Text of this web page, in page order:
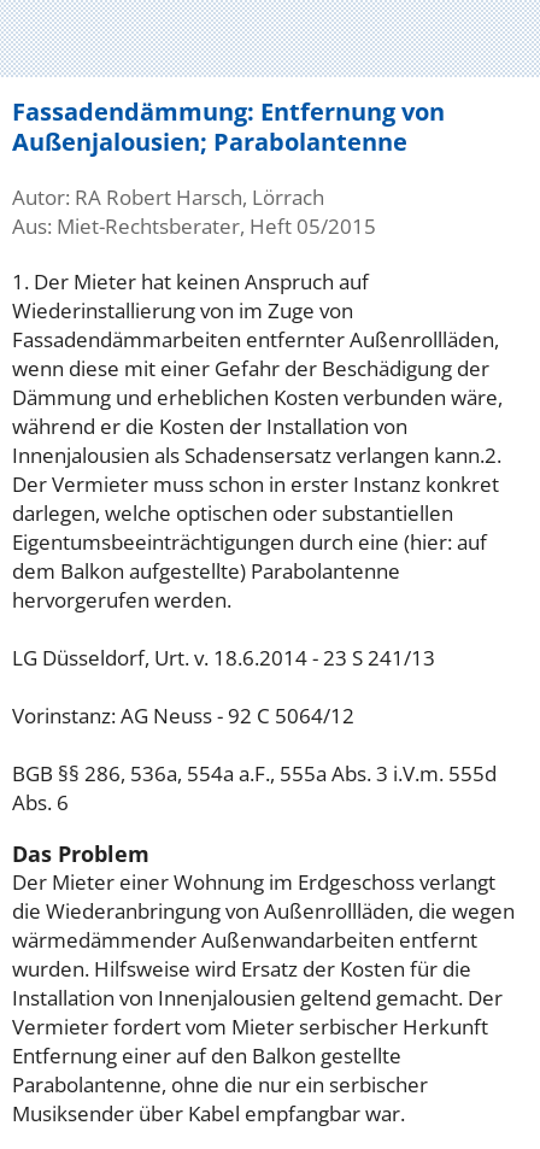
Fassadendämmung: Entfernung von
Außenjalousien; Parabolantenne
Autor: RA Robert Harsch, Lörrach
Aus: Miet-Rechtsberater, Heft 05/2015
1. Der Mieter hat keinen Anspruch auf
Wiederinstallierung von im Zuge von
Fassadendämmarbeiten entfernter Außenrollläden,
wenn diese mit einer Gefahr der Beschädigung der
Dämmung und erheblichen Kosten verbunden wäre,
während er die Kosten der Installation von
Innenjalousien als Schadensersatz verlangen kann.2.
Der Vermieter muss schon in erster Instanz konkret
darlegen, welche optischen oder substantiellen
Eigentumsbeeinträchtigungen durch eine (hier: auf
dem Balkon aufgestellte) Parabolantenne
hervorgerufen werden.
LG Düsseldorf, Urt. v. 18.6.2014 - 23 S 241/13
Vorinstanz: AG Neuss - 92 C 5064/12
BGB §§ 286, 536a, 554a a.F., 555a Abs. 3 i.V.m. 555d
Abs. 6
Das Problem
Der Mieter einer Wohnung im Erdgeschoss verlangt
die Wiederanbringung von Außenrollläden, die wegen
wärmedämmender Außenwandarbeiten entfernt
wurden. Hilfsweise wird Ersatz der Kosten für die
Installation von Innenjalousien geltend gemacht. Der
Vermieter fordert vom Mieter serbischer Herkunft
Entfernung einer auf den Balkon gestellte
Parabolantenne, ohne die nur ein serbischer
Musiksender über Kabel empfangbar war.